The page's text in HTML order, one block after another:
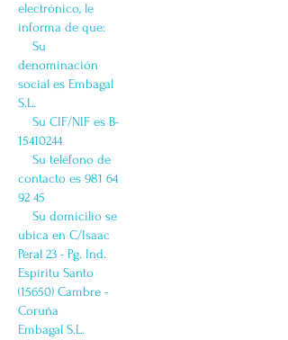
electrónico, le
informa de que:
Su
denominación
social es Embagal
S.L.
Su CIF/NIF es B-
15410244
Su teléfono de
contacto es 981 64
92 45
Su domicilio se
ubica en C/Isaac
Peral 23 - Pg. Ind.
Espíritu Santo
(15650) Cambre -
Coruña
Embagal S.L.